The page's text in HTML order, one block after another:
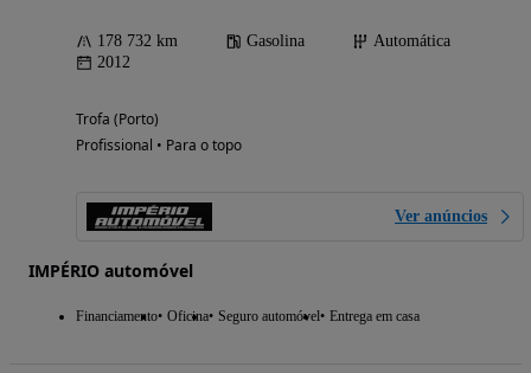
178 732 km Gasolina
Automática
2012
Trofa (Porto)
Profissional • Para o topo
Ver anúncios
IMPÉRIO automóvel
Financiamento Oficina Seguro automóvel Entrega em casa